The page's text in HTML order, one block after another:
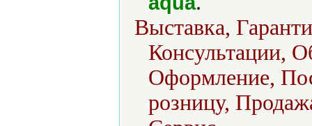
Выставка,
Консультации,
Оформление,
розницу,